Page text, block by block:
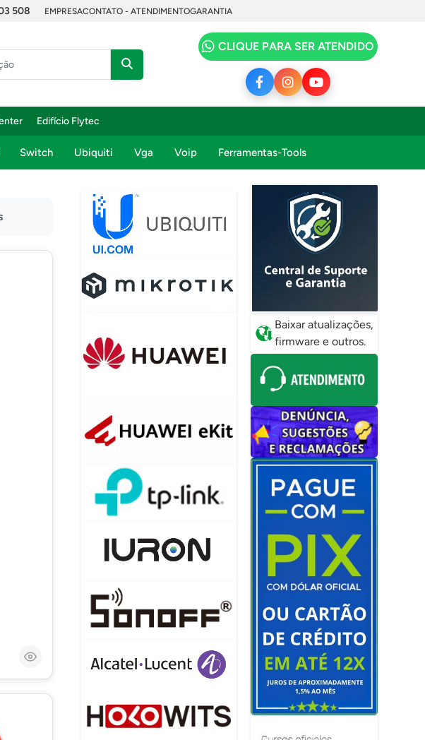
508 EMPRESACONTATO - ATENDIMENTOGARANTIA
CLIQUE PARA SER ATENDIDO
Edifício Flytec
Switch Ubiquiti Vga Voip Ferramentas-Tools
Baixar atualizações,
firmware e outros.